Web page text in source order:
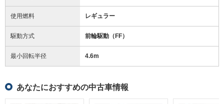
使用燃料 レギュラー
駆動方式 前輪駆動（FF）
最小回転半径 4.6m
あなたにおすすめの中古車情報